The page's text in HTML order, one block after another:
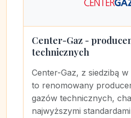
Center-Gaz -
technicznych
Center-Gaz, z siedzibą
to renomowany
gazów technicznych,
najwyższymi